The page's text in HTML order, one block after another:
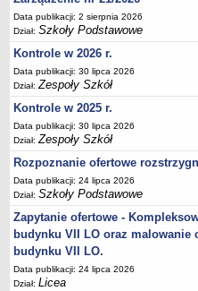
Zespół Poradni
BIURO FINANSÓW OŚWIATY
Dane podstawowe
Statut
Majątek
Godziny dyżurów
Ogłoszenia
Zarządzenia
Rejestry, ewidencje, archiwa
Kontrole
PONOWNE
Sprawozdania
Deklaracja dostępności
Data publikacji: 2 sierpnia 2026
Dział:Szkoły Podstawowe
Kontrole w 2026 r.
Data publikacji: 30 lipca 2026
Dział:Zespoły Szkół
Kontrole w 2025 r.
Data publikacji: 30 lipca 2026
Dział:Zespoły Szkół
Rozpoznanie ofertowe
Data publikacji: 24 lipca 2026
Dział:Szkoły Podstawowe
Zapytanie ofertowe -
budynku VII LO oraz
budynku VII LO.
Data publikacji: 24 lipca 2026
Dział:Licea